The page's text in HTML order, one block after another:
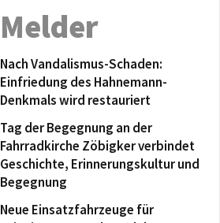
Melder
Nach Vandalismus-Schaden:
Einfriedung des Hahnemann-
Denkmals wird restauriert
Tag der Begegnung an der
Fahrradkirche Zöbigker verbindet
Geschichte, Erinnerungskultur und
Begegnung
Neue Einsatzfahrzeuge für